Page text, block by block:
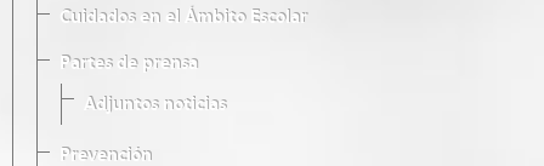
Cuidados en el Ámbito Escolar
Partes de prensa
Adjuntos noticias
Prevención